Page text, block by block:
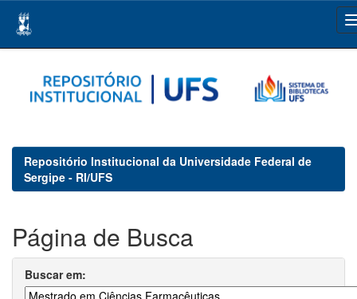
navigation
Repositório Institucional da Universidade Federal de
Sergipe - RI/UFS
Página de Busca
Buscar em: